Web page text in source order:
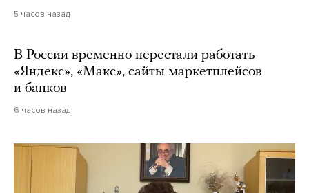
5 часов назад
В России временно перестали работать
«Яндекс», «Макс», сайты маркетплейсов
и банков
6 часов назад